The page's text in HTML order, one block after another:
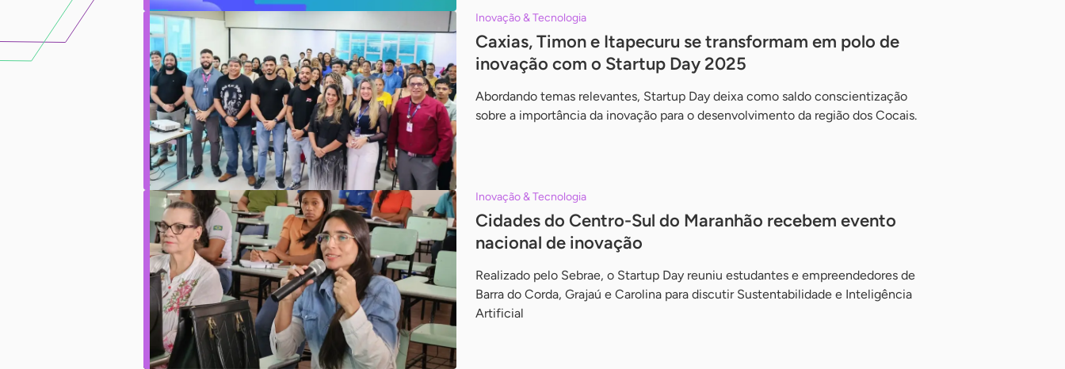
Inovação & Tecnologia
Caxias, Timon e Itapecuru se transformam em polo de
inovação com o Startup Day 2025
Abordando temas relevantes, Startup Day deixa como saldo conscientização
sobre a importância da inovação para o desenvolvimento da região dos Cocais.
Inovação & Tecnologia
Cidades do Centro-Sul do Maranhão recebem evento
nacional de inovação
Realizado pelo Sebrae, o Startup Day reuniu estudantes e empreendedores de
Barra do Corda, Grajaú e Carolina para discutir Sustentabilidade e Inteligência
Artificial